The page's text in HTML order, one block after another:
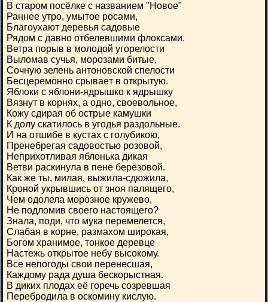
В старом посёлке с названием "Новое"
Раннее утро, умытое росами,
Благоухают деревья садовые
Рядом с давно отбелевшими флоксами.
Ветра порыв в молодой угорелости
Выломав сучья, морозами битые,
Сочную зелень антоновской спелости
Бесцеремонно срываeт в открытую.
Яблоки с яблони-ядрышко к ядрышку
Вязнут в корнях, а одно, своевольное,
Кожу сдирая об острые камушки
К долу скатилось в угодья раздольные.
И на отшибе в кустах с голубикою,
Пренебрегая садовостью розовой,
Неприхотливая яблонька дикая
Ветви раскинула в пене берёзовой.
Как же ты, милая, выжила-сдюжила,
Кроной укрывшись от зноя палящего,
Чем одолела морозное кружево,
Не подломив своего настоящего?
Знала, поди, что мука перемелется,
Слабая в корне, размахом широкая,
Богом хранимое, тонкое деревце
Настежь открытое небу высокому.
Все непогоды свои перенесшая,
Каждому рада душа бескорыстная.
В диких плодах её горечь созревшая
Перебродила в оскомину кислую.